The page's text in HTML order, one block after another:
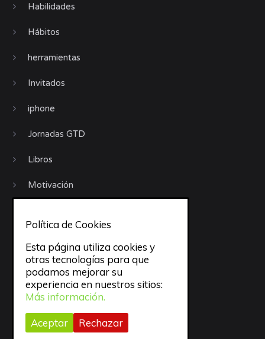
Habilidades
Hábitos
herramientas
Invitados
iphone
Jornadas GTD
Libros
Motivación
Organización
Procrastinación
Productividad
Política de Cookies
Esta página utiliza cookies y
otras tecnologías para que
podamos mejorar su
experiencia en nuestros sitios:
Más información.
Aceptar Rechazar